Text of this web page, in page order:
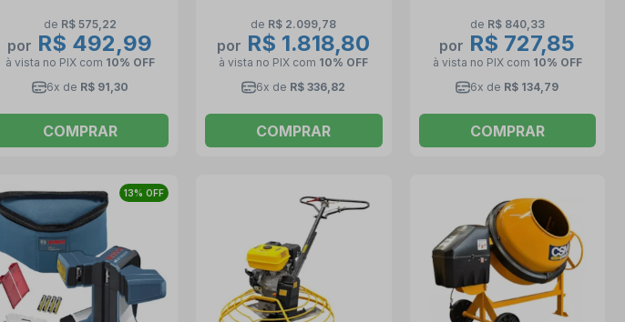
de R$ 575,22
por R$ 492,99
à vista no PIX com 10% OFF
6x de R$ 91,30
COMPRAR
de R$ 2.099,78
por R$ 1.818,80
à vista no PIX com 10% OFF
6x de R$ 336,82
COMPRAR
de R$ 840,33
por R$ 727,85
à vista no PIX com 10% OFF
6x de R$ 134,79
COMPRAR
13% OFF